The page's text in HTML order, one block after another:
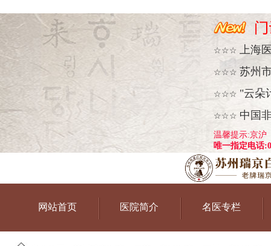
☆☆☆ 上海
☆☆☆ 苏州
☆☆☆ "云朵
☆☆☆ 中国
温馨提示:京沪
唯一指定电话
网站首页 医院简介 名医专栏